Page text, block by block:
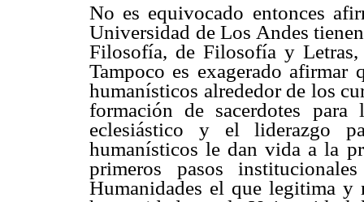
No es equivocado entonces
Universidad de Los Andes
Filosofía, de Filosofía y Letras,
Tampoco es exagerado
humanísticos alrededor de los
formación de sacerdotes
eclesiástico y el liderazgo
humanísticos le dan vida a la
primeros pasos
Humanidades el que legitima y